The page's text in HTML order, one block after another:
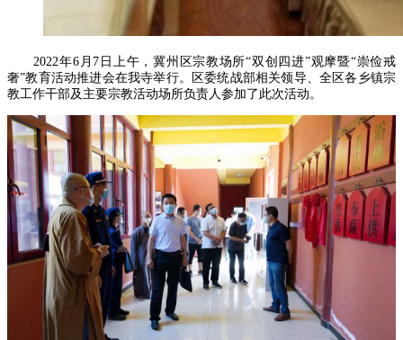
2022年6月7日上午，冀州区宗教场所“双创四进”观摩暨“崇俭戒
奢”教育活动推进会在我寺举行。区委统战部相关领导、全区各乡镇宗
教工作干部及主要宗教活动场所负责人参加了此次活动。